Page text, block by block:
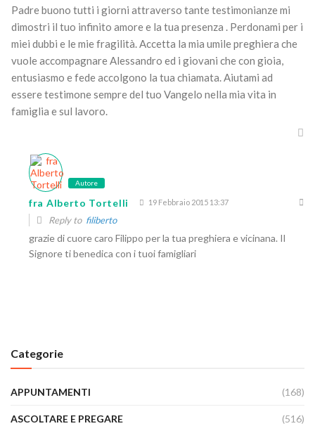
Padre buono tutti i giorni attraverso tante testimonianze mi
dimostri il tuo infinito amore e la tua presenza . Perdonami per i
miei dubbi e le mie fragilità. Accetta la mia umile preghiera che
vuole accompagnare Alessandro ed i giovani che con gioia,
entusiasmo e fede accolgono la tua chiamata. Aiutami ad
essere testimone sempre del tuo Vangelo nella mia vita in
famiglia e sul lavoro.
Autore
fra Alberto Tortelli 19 Febbraio 2015 13:37
Reply to filiberto
grazie di cuore caro Filippo per la tua preghiera e vicinana. Il
Signore ti benedica con i tuoi famigliari
Categorie
APPUNTAMENTI (168)
ASCOLTARE E PREGARE (516)